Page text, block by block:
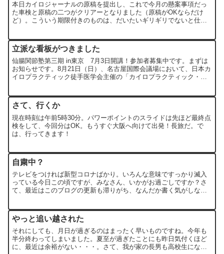
本日カイロジャーナルの原稿を提出し、これで今月の懸案事項だっ
た車検と原稿の二つがクリアーとなりました（原稿がOKならだけ
ど）。こういう期限付きのものは、だいたいギリギリでないと仕上
立派な看板がつきました
仙腸関節塾第三期 in東京 7月3日開講！参加者募集中です。まずは
お知らせです。8月21日（日）、名古屋国際会議場において、日本カ
イロプラクティック徒手医学会主催の「カイロプラクティック・デ
さて、行くか
現在時刻は午前5時30分。パワーポイントのスライドは先ほど最終点
検をして、今回分はOK。もうすぐ大阪へ向けて出発！長旅だ。で
は、行ってきます！
自粛中？
テレビをつければ新型コロナばかり。いろんな意味ですっかり滅入
っている今日この頃ですが、みなさん、いかがお過ごしですか？さ
て、最近はこのブログの更新も滞りがち、なんだか書く気がしない
やっと追い越された
それにしても、月日が過ぎるのはまったく早いものですね。今年も
半分終わってしまいました。夏至が過ぎたことにも昨日気付くほど
に、最近は余裕がない・・・。さて、我が家の長男も高校生にな